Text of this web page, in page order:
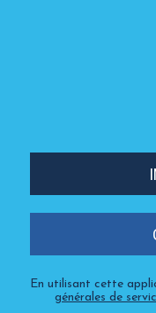
En utilisant cette
générales de